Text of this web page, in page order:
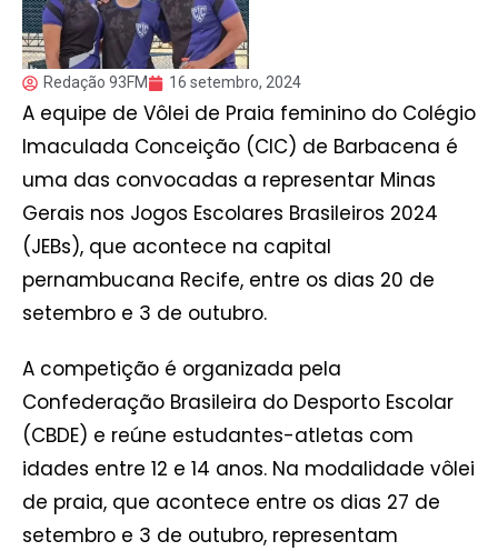
Redação 93FM 16 setembro, 2024
A equipe de Vôlei de Praia feminino do Colégio
Imaculada Conceição (CIC) de Barbacena é
uma das convocadas a representar Minas
Gerais nos Jogos Escolares Brasileiros 2024
(JEBs), que acontece na capital
pernambucana Recife, entre os dias 20 de
setembro e 3 de outubro.
A competição é organizada pela
Confederação Brasileira do Desporto Escolar
(CBDE) e reúne estudantes-atletas com
idades entre 12 e 14 anos. Na modalidade vôlei
de praia, que acontece entre os dias 27 de
setembro e 3 de outubro, representam